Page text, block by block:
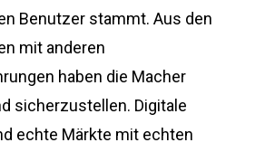
Benutzer stammt. Aus den
mit anderen
haben die Macher
sicherzustellen. Digitale
echte Märkte mit echten